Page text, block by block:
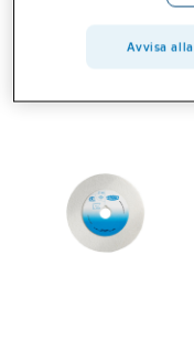
Avvisa alla